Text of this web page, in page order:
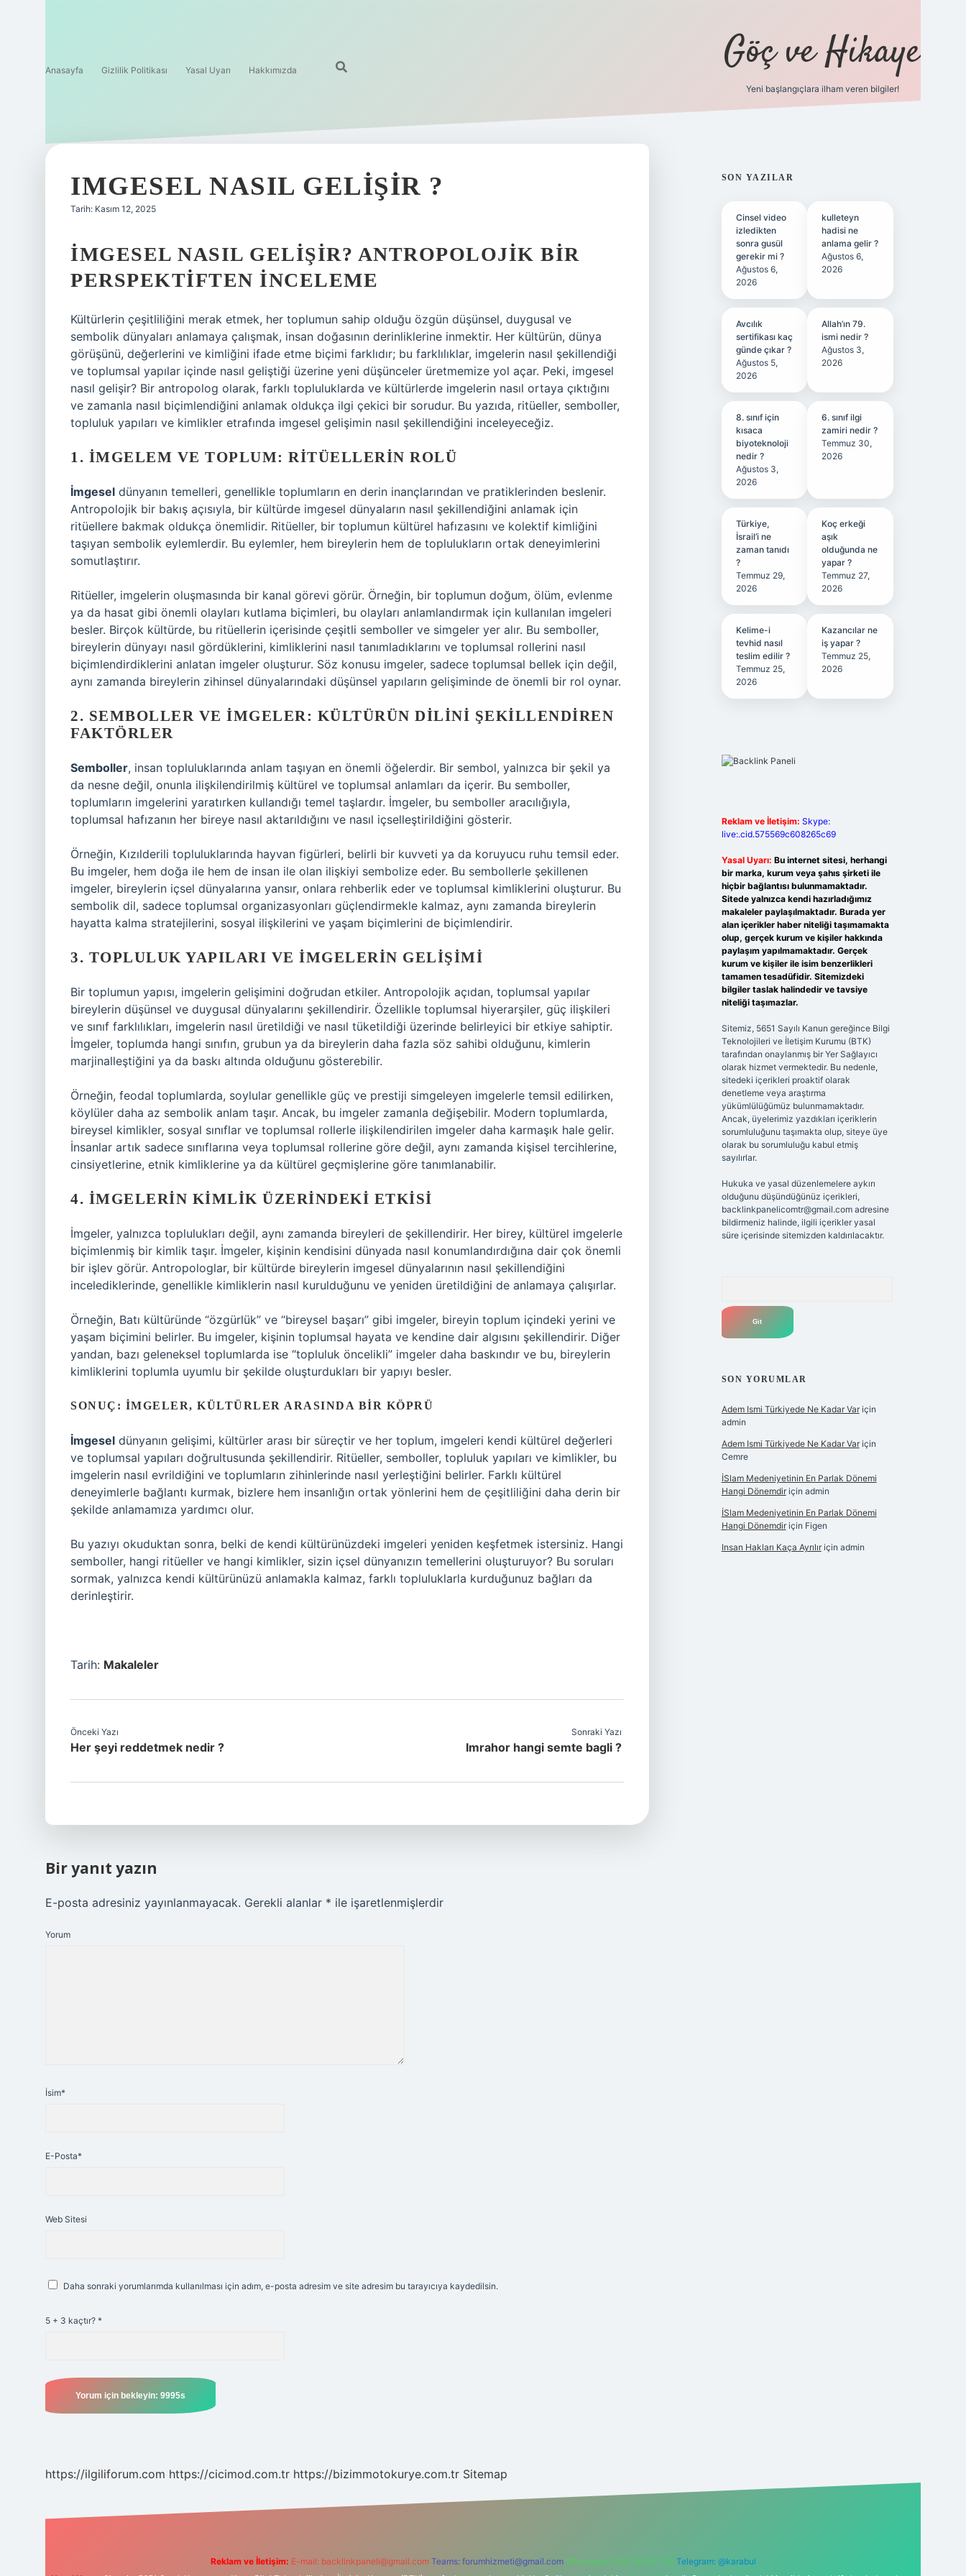
Anasayfa Gizlilik Politikası Yasal Uyarı Hakkımızda Göç ve Hikaye
Yeni başlangıçlara ilham veren bilgiler!
IMGESEL NASIL GELIŞIR ?
Tarih: Kasım 12, 2025
İMGESEL NASIL GELIŞIR? ANTROPOLOJIK BIR
PERSPEKTIFTEN İNCELEME
Kültürlerin çeşitliliğini merak etmek, her toplumun sahip olduğu özgün düşünsel, duygusal ve
sembolik dünyaları anlamaya çalışmak, insan doğasının derinliklerine inmektir. Her kültürün, dünya
görüşünü, değerlerini ve kimliğini ifade etme biçimi farklıdır; bu farklılıklar, imgelerin nasıl şekillendiği
ve toplumsal yapılar içinde nasıl geliştiği üzerine yeni düşünceler üretmemize yol açar. Peki, imgesel
nasıl gelişir? Bir antropolog olarak, farklı topluluklarda ve kültürlerde imgelerin nasıl ortaya çıktığını
ve zamanla nasıl biçimlendiğini anlamak oldukça ilgi çekici bir sorudur. Bu yazıda, ritüeller, semboller,
topluluk yapıları ve kimlikler etrafında imgesel gelişimin nasıl şekillendiğini inceleyeceğiz.
1. İMGELEM VE TOPLUM: RITÜELLERIN ROLÜ
İmgesel dünyanın temelleri, genellikle toplumların en derin inançlarından ve pratiklerinden beslenir.
Antropolojik bir bakış açısıyla, bir kültürde imgesel dünyaların nasıl şekillendiğini anlamak için
ritüellere bakmak oldukça önemlidir. Ritüeller, bir toplumun kültürel hafızasını ve kolektif kimliğini
taşıyan sembolik eylemlerdir. Bu eylemler, hem bireylerin hem de toplulukların ortak deneyimlerini
somutlaştırır.
Ritüeller, imgelerin oluşmasında bir kanal görevi görür. Örneğin, bir toplumun doğum, ölüm, evlenme
ya da hasat gibi önemli olayları kutlama biçimleri, bu olayları anlamlandırmak için kullanılan imgeleri
besler. Birçok kültürde, bu ritüellerin içerisinde çeşitli semboller ve simgeler yer alır. Bu semboller,
bireylerin dünyayı nasıl gördüklerini, kimliklerini nasıl tanımladıklarını ve toplumsal rollerini nasıl
biçimlendirdiklerini anlatan imgeler oluşturur. Söz konusu imgeler, sadece toplumsal bellek için değil,
aynı zamanda bireylerin zihinsel dünyalarındaki düşünsel yapıların gelişiminde de önemli bir rol oynar.
2. SEMBOLLER VE İMGELER: KÜLTÜRÜN DILINI ŞEKILLENDIREN
FAKTÖRLER
Semboller, insan topluluklarında anlam taşıyan en önemli öğelerdir. Bir sembol, yalnızca bir şekil ya
da nesne değil, onunla ilişkilendirilmiş kültürel ve toplumsal anlamları da içerir. Bu semboller,
toplumların imgelerini yaratırken kullandığı temel taşlardır. İmgeler, bu semboller aracılığıyla,
toplumsal hafızanın her bireye nasıl aktarıldığını ve nasıl içselleştirildiğini gösterir.
Örneğin, Kızılderili topluluklarında hayvan figürleri, belirli bir kuvveti ya da koruyucu ruhu temsil eder.
Bu imgeler, hem doğa ile hem de insan ile olan ilişkiyi sembolize eder. Bu sembollerle şekillenen
imgeler, bireylerin içsel dünyalarına yansır, onlara rehberlik eder ve toplumsal kimliklerini oluşturur. Bu
sembolik dil, sadece toplumsal organizasyonları güçlendirmekle kalmaz, aynı zamanda bireylerin
hayatta kalma stratejilerini, sosyal ilişkilerini ve yaşam biçimlerini de biçimlendirir.
3. TOPLULUK YAPILARI VE İMGELERIN GELIŞIMI
Bir toplumun yapısı, imgelerin gelişimini doğrudan etkiler. Antropolojik açıdan, toplumsal yapılar
bireylerin düşünsel ve duygusal dünyalarını şekillendirir. Özellikle toplumsal hiyerarşiler, güç ilişkileri
ve sınıf farklılıkları, imgelerin nasıl üretildiği ve nasıl tüketildiği üzerinde belirleyici bir etkiye sahiptir.
İmgeler, toplumda hangi sınıfın, grubun ya da bireylerin daha fazla söz sahibi olduğunu, kimlerin
marjinalleştiğini ya da baskı altında olduğunu gösterebilir.
Örneğin, feodal toplumlarda, soylular genellikle güç ve prestiji simgeleyen imgelerle temsil edilirken,
köylüler daha az sembolik anlam taşır. Ancak, bu imgeler zamanla değişebilir. Modern toplumlarda,
bireysel kimlikler, sosyal sınıflar ve toplumsal rollerle ilişkilendirilen imgeler daha karmaşık hale gelir.
İnsanlar artık sadece sınıflarına veya toplumsal rollerine göre değil, aynı zamanda kişisel tercihlerine,
cinsiyetlerine, etnik kimliklerine ya da kültürel geçmişlerine göre tanımlanabilir.
4. İMGELERIN KIMLIK ÜZERINDEKI ETKISI
İmgeler, yalnızca toplulukları değil, aynı zamanda bireyleri de şekillendirir. Her birey, kültürel imgelerle
biçimlenmiş bir kimlik taşır. İmgeler, kişinin kendisini dünyada nasıl konumlandırdığına dair çok önemli
bir işlev görür. Antropologlar, bir kültürde bireylerin imgesel dünyalarının nasıl şekillendiğini
incelediklerinde, genellikle kimliklerin nasıl kurulduğunu ve yeniden üretildiğini de anlamaya çalışırlar.
Örneğin, Batı kültüründe “özgürlük” ve “bireysel başarı” gibi imgeler, bireyin toplum içindeki yerini ve
yaşam biçimini belirler. Bu imgeler, kişinin toplumsal hayata ve kendine dair algısını şekillendirir. Diğer
yandan, bazı geleneksel toplumlarda ise “topluluk öncelikli” imgeler daha baskındır ve bu, bireylerin
kimliklerini toplumla uyumlu bir şekilde oluşturdukları bir yapıyı besler.
SONUÇ: İMGELER, KÜLTÜRLER ARASINDA BIR KÖPRÜ
İmgesel dünyanın gelişimi, kültürler arası bir süreçtir ve her toplum, imgeleri kendi kültürel değerleri
ve toplumsal yapıları doğrultusunda şekillendirir. Ritüeller, semboller, topluluk yapıları ve kimlikler, bu
imgelerin nasıl evrildiğini ve toplumların zihinlerinde nasıl yerleştiğini belirler. Farklı kültürel
deneyimlerle bağlantı kurmak, bizlere hem insanlığın ortak yönlerini hem de çeşitliliğini daha derin bir
şekilde anlamamıza yardımcı olur.
Bu yazıyı okuduktan sonra, belki de kendi kültürünüzdeki imgeleri yeniden keşfetmek istersiniz. Hangi
semboller, hangi ritüeller ve hangi kimlikler, sizin içsel dünyanızın temellerini oluşturuyor? Bu soruları
sormak, yalnızca kendi kültürünüzü anlamakla kalmaz, farklı topluluklarla kurduğunuz bağları da
derinleştirir.
Tarih: Makaleler
Önceki Yazı
Her şeyi reddetmek nedir ?
Sonraki Yazı
Imrahor hangi semte bagli ?
Bir yanıt yazın
E-posta adresiniz yayınlanmayacak. Gerekli alanlar * ile işaretlenmişlerdir
Yorum
İsim*
E-Posta*
Web Sitesi
Daha sonraki yorumlarımda kullanılması için adım, e-posta adresim ve site adresim bu tarayıcıya kaydedilsin.
5 + 3 kaçtır? *
https://ilgiliforum.com https://cicimod.com.tr https://bizimmotokurye.com.tr Sitemap
SIDEBAR
SON YAZILAR
Cinsel video
izledikten
sonra gusül
gerekir mi ?
Ağustos 6,
2026
kulleteyn
hadisi ne
anlama gelir ?
Ağustos 6,
2026
Avcılık
sertifikası kaç
günde çıkar ?
Ağustos 5,
2026
Allah’ın 79.
ismi nedir ?
Ağustos 3,
2026
8. sınıf için
kısaca
biyoteknoloji
nedir ?
Ağustos 3,
2026
6. sınıf ilgi
zamiri nedir ?
Temmuz 30,
2026
Türkiye,
İsrail’i ne
zaman tanıdı
?
Temmuz 29,
2026
Koç erkeği
aşık
olduğunda ne
yapar ?
Temmuz 27,
2026
Kelime-i
tevhid nasıl
teslim edilir ?
Temmuz 25,
2026
Kazancılar ne
iş yapar ?
Temmuz 25,
2026
Reklam ve İletişim: Skype:
live:.cid.575569c608265c69
Yasal Uyarı: Bu internet sitesi, herhangi
bir marka, kurum veya şahıs şirketi ile
hiçbir bağlantısı bulunmamaktadır.
Sitede yalnızca kendi hazırladığımız
makaleler paylaşılmaktadır. Burada yer
alan içerikler haber niteliği taşımamakta
olup, gerçek kurum ve kişiler hakkında
paylaşım yapılmamaktadır. Gerçek
kurum ve kişiler ile isim benzerlikleri
tamamen tesadüfidir. Sitemizdeki
bilgiler taslak halindedir ve tavsiye
niteliği taşımazlar.
Sitemiz, 5651 Sayılı Kanun gereğince Bilgi
Teknolojileri ve İletişim Kurumu (BTK)
tarafından onaylanmış bir Yer Sağlayıcı
olarak hizmet vermektedir. Bu nedenle,
sitedeki içerikleri proaktif olarak
denetleme veya araştırma
yükümlülüğümüz bulunmamaktadır.
Ancak, üyelerimiz yazdıkları içeriklerin
sorumluluğunu taşımakta olup, siteye üye
olarak bu sorumluluğu kabul etmiş
sayılırlar.
Hukuka ve yasal düzenlemelere aykırı
olduğunu düşündüğünüz içerikleri,
backlinkpanelicomtr@gmail.comadresine
bildirmeniz halinde, ilgili içerikler yasal
süre içerisinde sitemizden kaldırılacaktır.
SON YORUMLAR
Adem Ismi Türkiyede Ne Kadar Variçin
admin
Adem Ismi Türkiyede Ne Kadar Variçin
Cemre
İSlam Medeniyetinin En Parlak Dönemi
Hangi Dönemdiriçin admin
İSlam Medeniyetinin En Parlak Dönemi
Hangi Dönemdiriçin Figen
Insan Hakları Kaça Ayrılıriçin admin
Reklam ve İletişim: E-mail: backlinkpaneli@gmail.com Teams: forumhizmeti@gmail.com Whatsapp: 0262 606 0 726 Telegram: @karabul